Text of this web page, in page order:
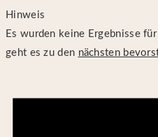
Hinweis
Es wurden keine Ergebnisse
geht es zu den nächsten